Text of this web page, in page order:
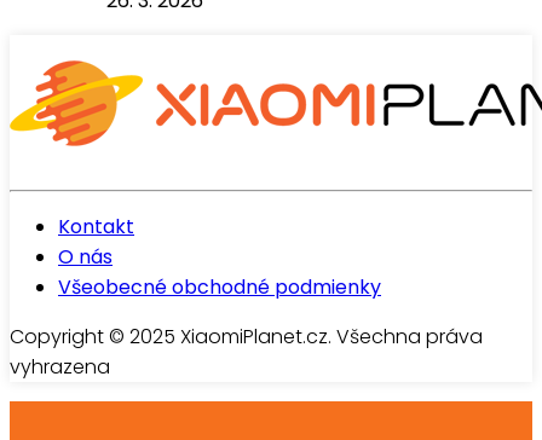
Kontakt
O nás
Všeobecné obchodné podmienky
Copyright © 2025 XiaomiPlanet.cz. Všechna práva
vyhrazena